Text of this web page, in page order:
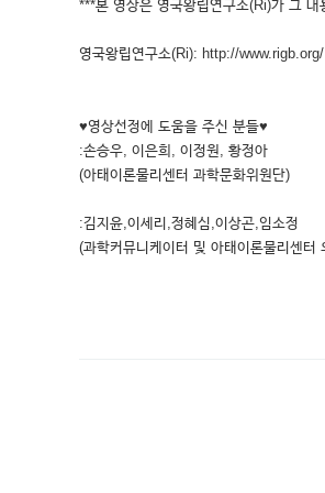
***본 영상은 영국왕립연구소(Ri)가 그
영국왕립연구소(Ri): http://www.rigb.org/
♥영상선정에 도움을 주신 분들♥
:손승우, 이은희, 이정원, 황정아
(아태이론물리센터 과학문화위원단)
:김지윤,이세리,정혜심,이상곤,임소정
(과학커뮤니케이터 및 아태이론물리센터